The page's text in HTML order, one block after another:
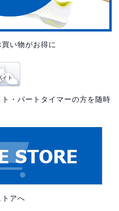
い物がお得に
・パートタイマーの方を随時
アへ